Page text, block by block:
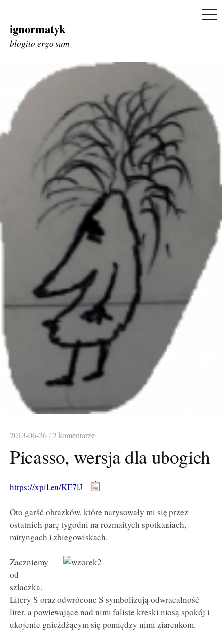
Skip
to
ignormatyk
blogito ergo sum
2013-06-26/2 komentarze
Picasso, wersja dla ubogich
https://xpil.eu/KF7lJ
Oto garść obrazków, które narysowały mi się przez
ostatnich parę tygodni na rozmaitych spotkaniach,
mityngach i zbiegowiskach.
Zaczniemy
od
szlaczka.
Litery S oraz odwrócone S symbolizują odwracalność
liter, a powiewające nad nimi faliste kreski niosą spokój i
ukojenie gnieżdżącym się pomiędzy nimi ziarenkom.